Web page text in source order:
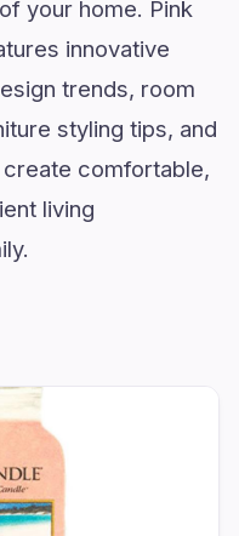
your home. Pink
innovative
trends, room
styling tips, and
comfortable,
living